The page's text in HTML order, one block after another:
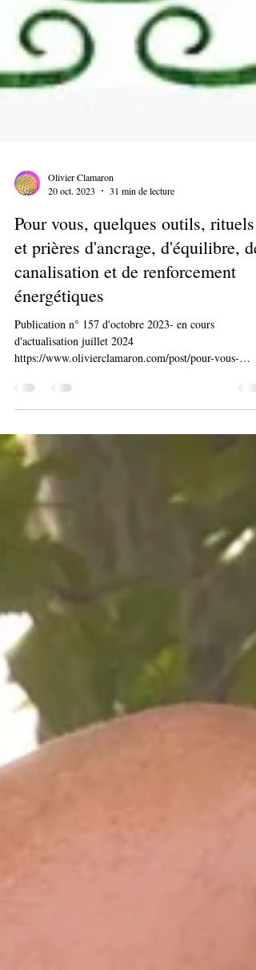
31 min de lecture
Pour vous, quelques outils, rituels
et prières d'ancrage, d'équilibre, de
canalisation et de renforcement
énergétiques
Publication n° 157 d'octobre 2023- en cours
d'actualisation juillet 2024
https://www.olivierclamaron.com/post/pour-vous-